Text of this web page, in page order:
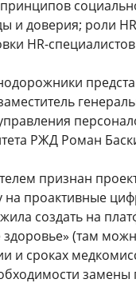
и доверия; роли
HR-
РЖД Роман
признан
на проактивные
создать на
(там
и сроках
замены